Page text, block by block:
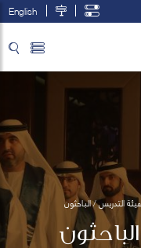
English
التدريس / الباحثون